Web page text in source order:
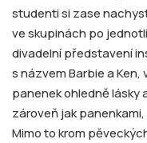
studenti si zase
ve skupinách po
divadelní představení
s názvem Barbie a
panenek ohledně lásky
zároveň jak
Mimo to krom